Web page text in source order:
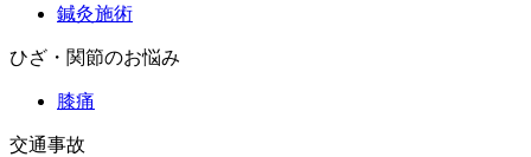
鍼灸施術
ひざ・関節のお悩み
膝痛
交通事故